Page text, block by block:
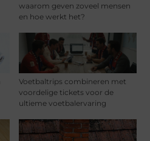
waarom geven zoveel mensen
en hoe werkt het?
Voetbaltrips combineren met
voordelige tickets voor de
ultieme voetbalervaring